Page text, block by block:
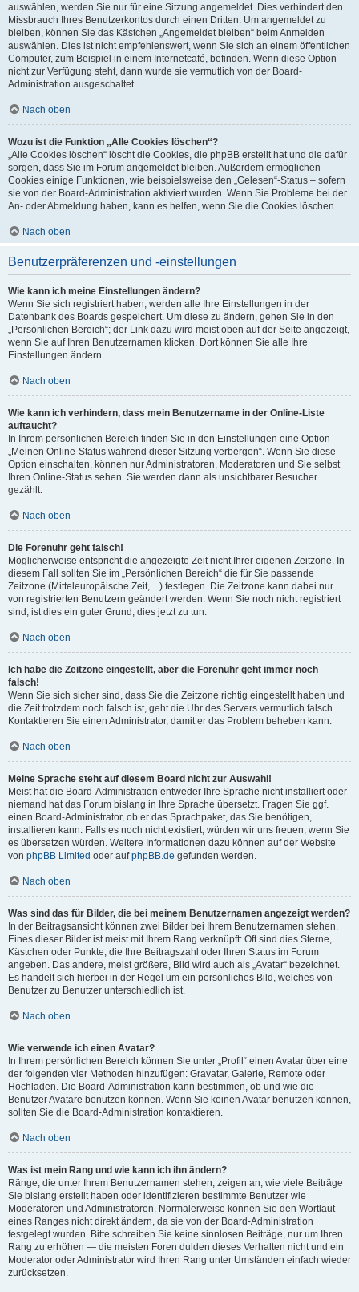
auswählen, werden Sie nur für eine Sitzung angemeldet. Dies verhindert den
Missbrauch Ihres Benutzerkontos durch einen Dritten. Um angemeldet zu
bleiben, können Sie das Kästchen „Angemeldet bleiben“ beim Anmelden
auswählen. Dies ist nicht empfehlenswert, wenn Sie sich an einem öffentlichen
Computer, zum Beispiel in einem Internetcafé, befinden. Wenn diese Option
nicht zur Verfügung steht, dann wurde sie vermutlich von der Board-
Administration ausgeschaltet.
Nach oben
Wozu ist die Funktion „Alle Cookies löschen“?
„Alle Cookies löschen“ löscht die Cookies, die phpBB erstellt hat und die dafür
sorgen, dass Sie im Forum angemeldet bleiben. Außerdem ermöglichen
Cookies einige Funktionen, wie beispielsweise den „Gelesen“-Status – sofern
sie von der Board-Administration aktiviert wurden. Wenn Sie Probleme bei der
An- oder Abmeldung haben, kann es helfen, wenn Sie die Cookies löschen.
Nach oben
Benutzerpräferenzen und -einstellungen
Wie kann ich meine Einstellungen ändern?
Wenn Sie sich registriert haben, werden alle Ihre Einstellungen in der
Datenbank des Boards gespeichert. Um diese zu ändern, gehen Sie in den
„Persönlichen Bereich“; der Link dazu wird meist oben auf der Seite angezeigt,
wenn Sie auf Ihren Benutzernamen klicken. Dort können Sie alle Ihre
Einstellungen ändern.
Nach oben
Wie kann ich verhindern, dass mein Benutzername in der Online-Liste
auftaucht?
In Ihrem persönlichen Bereich finden Sie in den Einstellungen eine Option
„Meinen Online-Status während dieser Sitzung verbergen“. Wenn Sie diese
Option einschalten, können nur Administratoren, Moderatoren und Sie selbst
Ihren Online-Status sehen. Sie werden dann als unsichtbarer Besucher
gezählt.
Nach oben
Die Forenuhr geht falsch!
Möglicherweise entspricht die angezeigte Zeit nicht Ihrer eigenen Zeitzone. In
diesem Fall sollten Sie im „Persönlichen Bereich“ die für Sie passende
Zeitzone (Mitteleuropäische Zeit, ...) festlegen. Die Zeitzone kann dabei nur
von registrierten Benutzern geändert werden. Wenn Sie noch nicht registriert
sind, ist dies ein guter Grund, dies jetzt zu tun.
Nach oben
Ich habe die Zeitzone eingestellt, aber die Forenuhr geht immer noch
falsch!
Wenn Sie sich sicher sind, dass Sie die Zeitzone richtig eingestellt haben und
die Zeit trotzdem noch falsch ist, geht die Uhr des Servers vermutlich falsch.
Kontaktieren Sie einen Administrator, damit er das Problem beheben kann.
Nach oben
Meine Sprache steht auf diesem Board nicht zur Auswahl!
Meist hat die Board-Administration entweder Ihre Sprache nicht installiert oder
niemand hat das Forum bislang in Ihre Sprache übersetzt. Fragen Sie ggf.
einen Board-Administrator, ob er das Sprachpaket, das Sie benötigen,
installieren kann. Falls es noch nicht existiert, würden wir uns freuen, wenn Sie
es übersetzen würden. Weitere Informationen dazu können auf der Website
von phpBB Limited oder aufphpBB.de gefunden werden.
Nach oben
Was sind das für Bilder, die bei meinem Benutzernamen angezeigt werden?
In der Beitragsansicht können zwei Bilder bei Ihrem Benutzernamen stehen.
Eines dieser Bilder ist meist mit Ihrem Rang verknüpft: Oft sind dies Sterne,
Kästchen oder Punkte, die Ihre Beitragszahl oder Ihren Status im Forum
angeben. Das andere, meist größere, Bild wird auch als „Avatar“ bezeichnet.
Es handelt sich hierbei in der Regel um ein persönliches Bild, welches von
Benutzer zu Benutzer unterschiedlich ist.
Nach oben
Wie verwende ich einen Avatar?
In Ihrem persönlichen Bereich können Sie unter „Profil“ einen Avatar über eine
der folgenden vier Methoden hinzufügen: Gravatar, Galerie, Remote oder
Hochladen. Die Board-Administration kann bestimmen, ob und wie die
Benutzer Avatare benutzen können. Wenn Sie keinen Avatar benutzen können,
sollten Sie die Board-Administration kontaktieren.
Nach oben
Was ist mein Rang und wie kann ich ihn ändern?
Ränge, die unter Ihrem Benutzernamen stehen, zeigen an, wie viele Beiträge
Sie bislang erstellt haben oder identifizieren bestimmte Benutzer wie
Moderatoren und Administratoren. Normalerweise können Sie den Wortlaut
eines Ranges nicht direkt ändern, da sie von der Board-Administration
festgelegt wurden. Bitte schreiben Sie keine sinnlosen Beiträge, nur um Ihren
Rang zu erhöhen — die meisten Foren dulden dieses Verhalten nicht und ein
Moderator oder Administrator wird Ihren Rang unter Umständen einfach wieder
zurücksetzen.